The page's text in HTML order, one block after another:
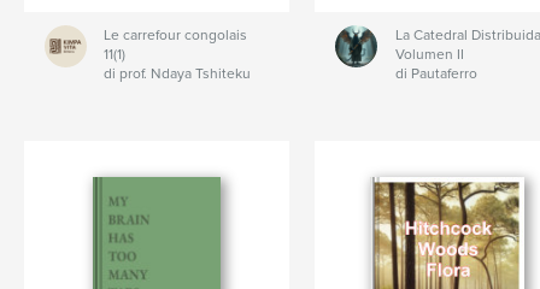
Le carrefour congolais
11(1)
di prof. Ndaya Tshiteku
La Catedral
Volumen II
di Pautaferro